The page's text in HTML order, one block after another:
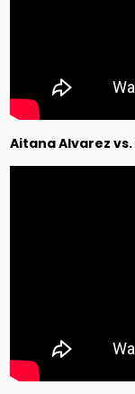
Aitana Alvarez